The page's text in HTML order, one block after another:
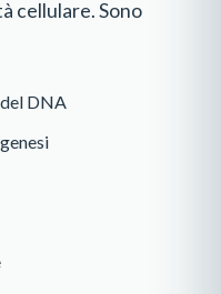
cellulare. Sono
DNA